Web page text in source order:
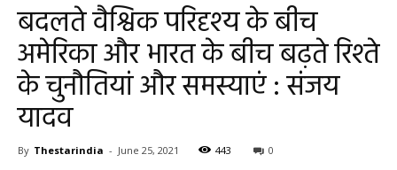
बदलते वैश्विक परिदृश्य के बीच
अमेरिका और भारत के बीच बढ़ते रिश्ते
के चुनौतियां और समस्याएं : संजय
यादव
By Thestarindia - June 25, 2021 443 0